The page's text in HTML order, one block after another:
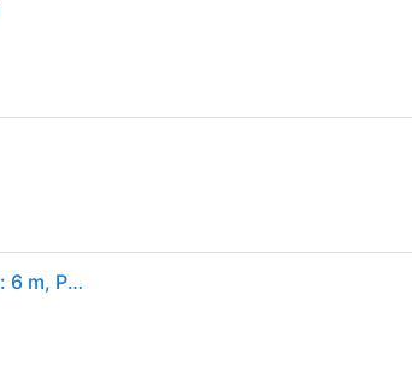
Gardena XL. Fassungsvermögen: 18 l, Verteilungsbreite: 6 m, Produktfarbe: Schwarz, Blau, Orange, Silber (00436-20)